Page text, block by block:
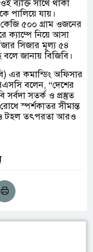
ব্যক্তি সাথে থাকা
পালিয়ে যায়।
কেজি ৫০০ গ্রাম ওজনের
ক্যাম্পে নিয়ে আসা
সিজার মূল্য ৫৪
বলে জানায় বিজিবি।
এর কমান্ডিং অফিসার
বলেন, “দেশের
সতর্ক ও প্রস্তুত
স্পর্শকাতর সীমান্ত
ও টহল তৎপরতা আরও